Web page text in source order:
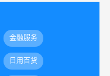
金融服务
日用百货